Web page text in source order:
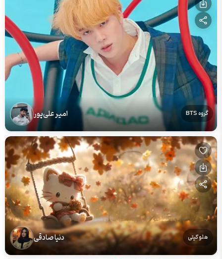
گروه BTS امیر علی‌پور
هلو کیتی دنیا صادقی